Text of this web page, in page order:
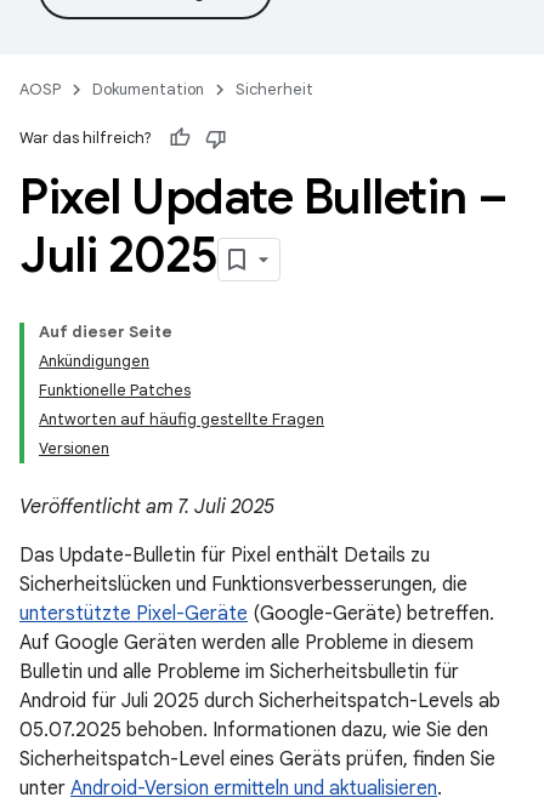
AOSP Dokumentation Sicherheit
War das hilfreich?
Pixel Update Bulletin –
Juli 2025
Auf dieser Seite
Ankündigungen
Funktionelle Patches
Antworten auf häufig gestellte Fragen
Versionen
Veröffentlicht am 7. Juli 2025
Das Update-Bulletin für Pixel enthält Details zu
Sicherheitslücken und Funktionsverbesserungen, die
unterstützte Pixel-Geräte (Google-Geräte) betreffen.
Auf Google Geräten werden alle Probleme in diesem
Bulletin und alle Probleme im Sicherheitsbulletin für
Android für Juli 2025 durch Sicherheitspatch-Levels ab
05.07.2025 behoben. Informationen dazu, wie Sie den
Sicherheitspatch-Level eines Geräts prüfen, finden Sie
unter Android-Version ermitteln und aktualisieren.